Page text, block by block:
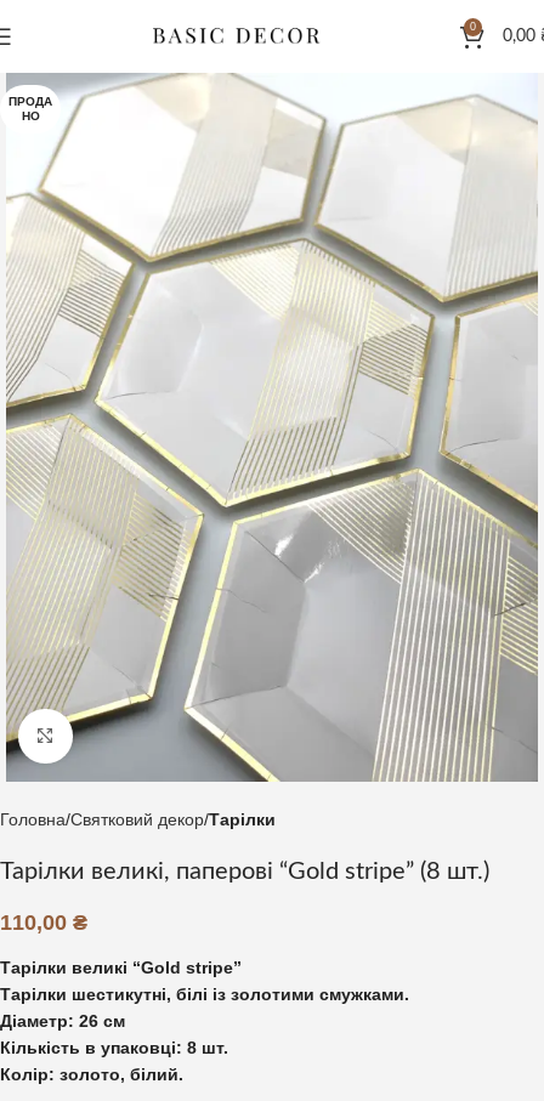
0
0,00
ПРОДА
НО
Клацніть, щоб збільшити
Головна Святковий декор Тарілки
Тарілки великі, паперові “Gold stripe” (8 шт.)
110,00 ₴
Тарілки великі “Gold stripe”
Тарілки шестикутні, білі із золотими смужками.
Діаметр: 26 см
Кількість в упаковці: 8 шт.
Колір: золото, білий.